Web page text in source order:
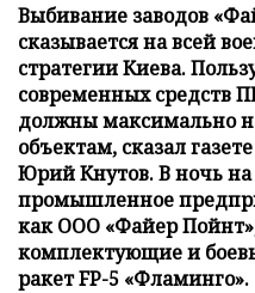
Выбивание заводов
сказывается на всей
стратегии Киева.
современных средств
должны максимально
объектам, сказал
Юрий Кнутов. В ночь на
промышленное
как ООО «Файер
комплектующие и
ракет FP-5 «Фламинго».